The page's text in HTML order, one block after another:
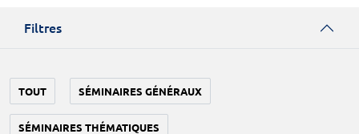
Filtres
TOUT SÉMINAIRES GÉNÉRAUX
SÉMINAIRES THÉMATIQUES